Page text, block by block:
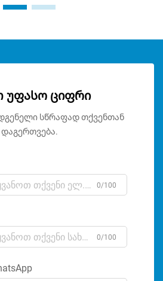
უფასო ციფრი
სწრაფად თქვენთან
დაგერთვება.
0/100
0/100